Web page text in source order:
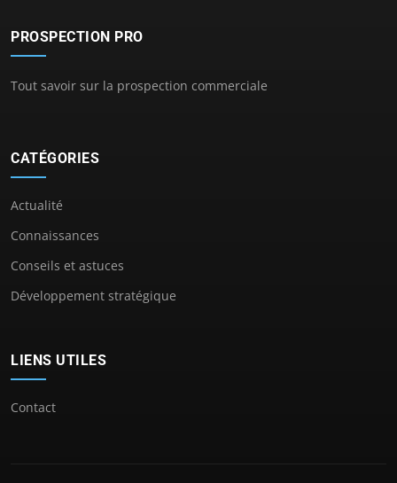
PROSPECTION PRO
Tout savoir sur la prospection commerciale
CATÉGORIES
Actualité
Connaissances
Conseils et astuces
Développement stratégique
LIENS UTILES
Contact